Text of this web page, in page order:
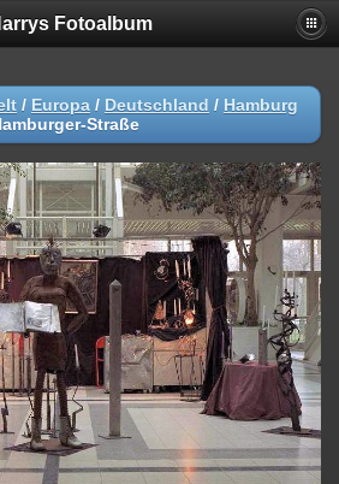
Fotoalbum
/ Europa / Deutschland / Hamburg
Straße